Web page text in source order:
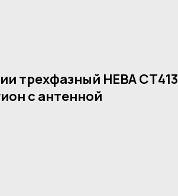
трехфазный НЕВА СТ413
с антенной